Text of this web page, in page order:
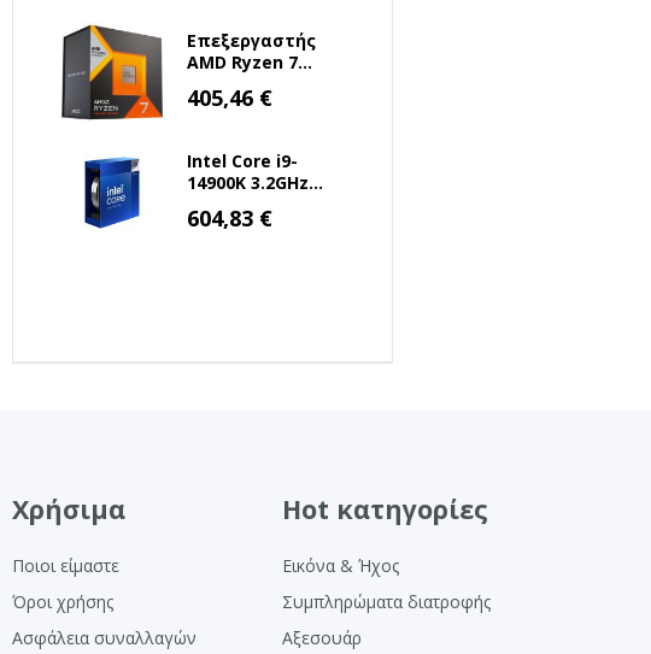
(AMDRYZ5-8500G)
Επεξεργαστής
AMD Ryzen 7
Πυρήνων για
100000910WOF)
(AMDRYZ7-
7800X3D)
Ειδική
Τιμή
405,46 €
Intel Core i9-
14900K 3.2GHz
(BX8071514900K)
Ειδική
Τιμή
604,83 €
Χρήσιμα
Ποιοι είμαστε
Όροι χρήσης
Ασφάλεια συναλλαγών
Hot κατηγορίες
Εικόνα & Ήχος
Συμπληρώματα διατροφής
Αξεσουάρ